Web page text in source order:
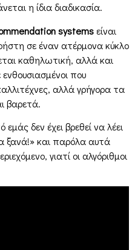
η ίδια διαδικασία.
systemsείναι
σε έναν ατέρμονα κύκλο
καθηλωτική, αλλά και
που
αλλά γρήγορα τα
βαρετά.
δεν έχει βρεθεί να λέει
ξανά!» και παρόλα αυτά
γιατί οι αλγόριθμοι